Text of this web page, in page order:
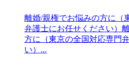
離婚/親権でお悩みの方に（
弁護士にお任せください）
方に（東京の全国対応専門
い）...